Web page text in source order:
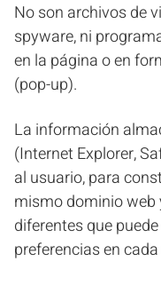
No son archivos de
spyware, ni
en la página o en
(pop-up).
La información
(Internet Explorer,
al usuario, para
mismo dominio web
diferentes que
preferencias en